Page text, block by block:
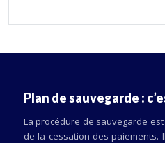
Plan de sauvegarde :
La procédure de sauvegarde
de la cessation des